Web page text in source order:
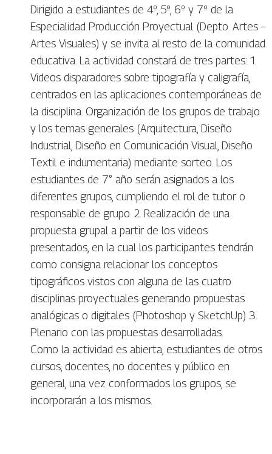
Dirigido a estudiantes de 4º, 5º, 6º y 7º de la
Especialidad Producción Proyectual (Depto. Artes –
Artes Visuales) y se invita al resto de la comunidad
educativa. La actividad constará de tres partes: 1.
Videos disparadores sobre tipografía y caligrafía,
centrados en las aplicaciones contemporáneas de
la disciplina. Organización de los grupos de trabajo
y los temas generales (Arquitectura, Diseño
Industrial, Diseño en Comunicación Visual, Diseño
Textil e indumentaria) mediante sorteo. Los
estudiantes de 7° año serán asignados a los
diferentes grupos, cumpliendo el rol de tutor o
responsable de grupo. 2. Realización de una
propuesta grupal a partir de los videos
presentados, en la cual los participantes tendrán
como consigna relacionar los conceptos
tipográficos vistos con alguna de las cuatro
disciplinas proyectuales generando propuestas
analógicas o digitales (Photoshop y SketchUp) 3.
Plenario con las propuestas desarrolladas.
Como la actividad es abierta, estudiantes de otros
cursos, docentes, no docentes y público en
general, una vez conformados los grupos, se
incorporarán a los mismos.